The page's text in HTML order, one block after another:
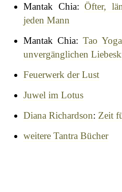
Mantak Chia:Öfter,
jeden Mann
Mantak Chia: Tao
unvergänglichen
Feuerwerk der Lust
Juwel im Lotus
Diana Richardson: Zeit
weitere Tantra Bücher